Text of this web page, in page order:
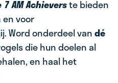
7 AM Achieverste bieden
en voor
Word onderdeel vandé
die hun doelen al
en haal het